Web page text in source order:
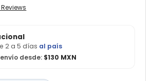
Reviews
2 a 5 días al país
desde: $130 MXN